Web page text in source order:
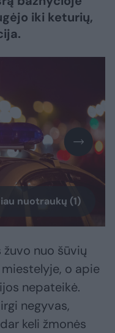
iki keturių,
nuotraukų (1)
nuo šūvių
miestelyje, o apie
nepateikė.
negyvas,
keli žmonės